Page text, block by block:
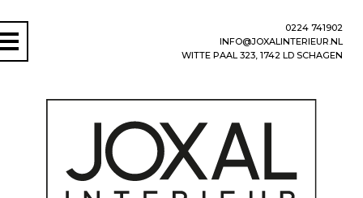
0224 741902
INFO@JOXALINTERIEUR.NL
WITTE PAAL 323, 1742 LD SCHAGEN